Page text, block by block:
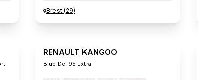
Brest(29)
RENAULT KANGOO
Blue Dci 95 Extra